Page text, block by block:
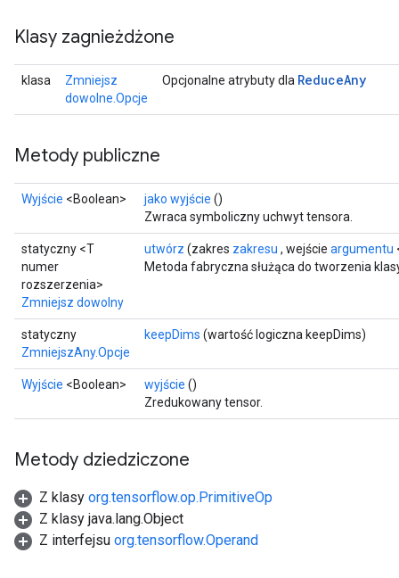
Klasy zagnieżdżone
klasa
Zmniejsz
dowolne.Opcje
Opcjonalne atrybuty dla ReduceAny
Metody publiczne
Wyjście <Boolean> jako wyjście ()
Zwraca symboliczny uchwyt tensora.
statyczny <T
numer
rozszerzenia>
Zmniejsz dowolny
utwórz (zakres zakresu , wejście argumentu
Metoda fabryczna służąca do tworzenia
statyczny
ZmniejszAny.Opcje
keepDims (wartość logiczna keepDims)
Wyjście <Boolean> wyjście ()
Zredukowany tensor.
Metody dziedziczone
Z klasy org.tensorflow.op.PrimitiveOp
Z klasy java.lang.Object
Z interfejsu org.tensorflow.Operand